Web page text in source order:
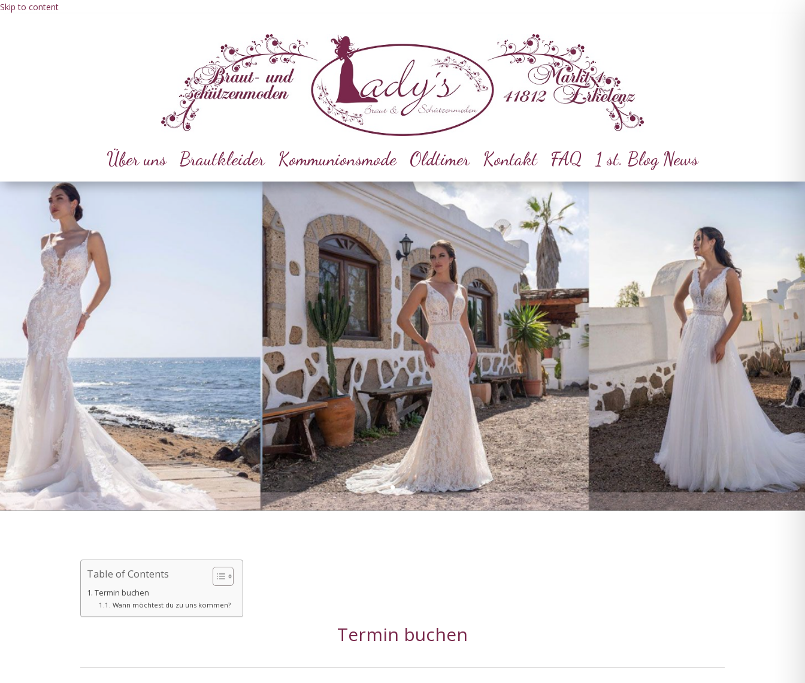
Skip to content
Über uns Brautkleider Kommunionsmode Oldtimer Kontakt FAQ 1 st. Blog News
Table of Contents
Termin buchen
Wann möchtest du zu uns kommen?
Termin buchen